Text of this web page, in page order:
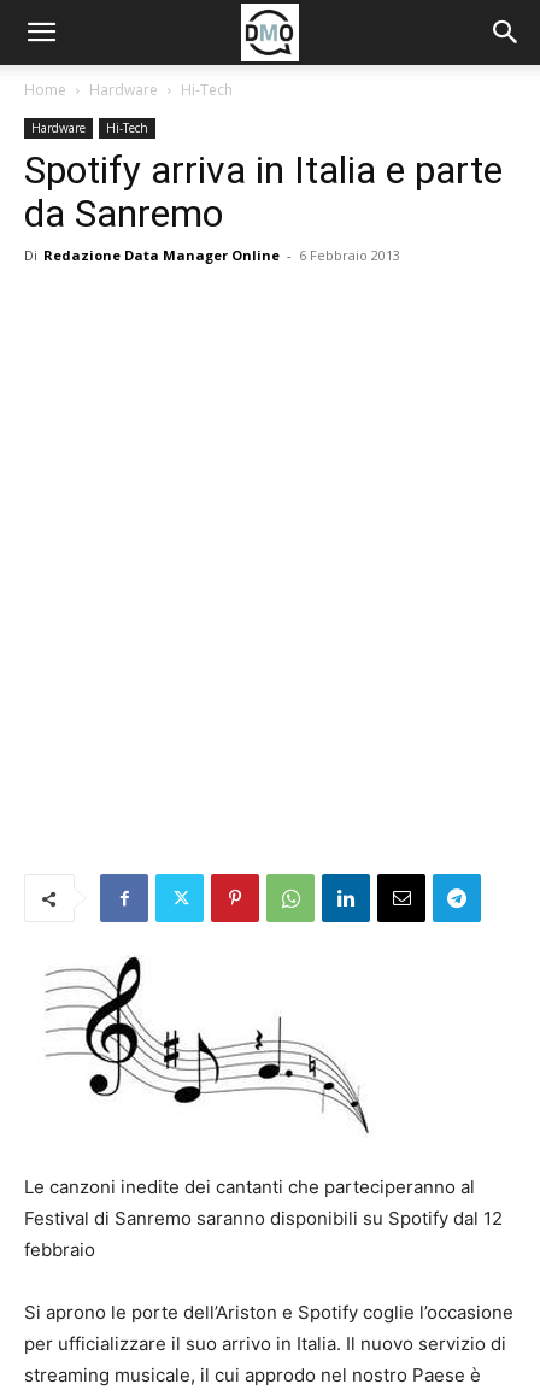
Home Hardware Hi-Tech
Hardware Hi-Tech
Spotify arriva in Italia e parte
da Sanremo
Di Redazione Data Manager Online - 6 Febbraio 2013
Le canzoni inedite dei cantanti che parteciperanno al
Festival di Sanremo saranno disponibili su Spotify dal 12
febbraio
Si aprono le porte dell’Ariston e Spotify coglie l’occasione
per ufficializzare il suo arrivo in Italia. Il nuovo servizio di
streaming musicale, il cui approdo nel nostro Paese è